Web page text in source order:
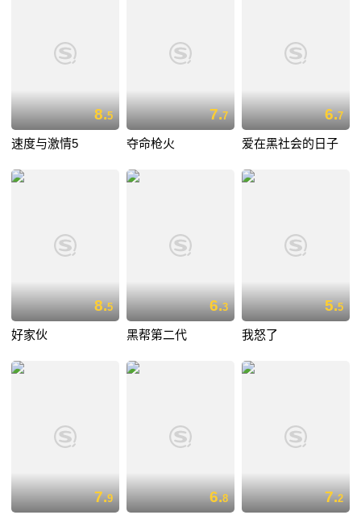
8.5
速度与激情5
7.7
夺命枪火
6.7
爱在黑社会的日子
8.5
好家伙
6.3
黑帮第二代
5.5
我怒了
7.9 6.8 7.2